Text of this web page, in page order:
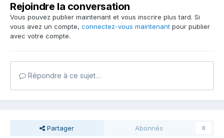
Rejoindre la conversation
Vous pouvez publier maintenant et vous inscrire plus tard. Si
vous avez un compte, connectez-vous maintenant pour publier
avec votre compte.
Répondre à ce sujet…
Partager Abonnés 0